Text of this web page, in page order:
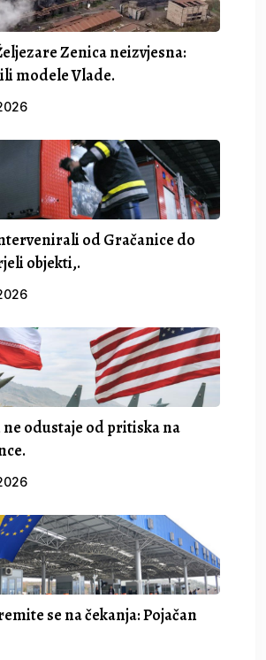
Zenica neizvjesna:
modele Vlade.
od Gračanice do
objekti,.
odustaje od pritiska na
se na čekanja: Pojačan